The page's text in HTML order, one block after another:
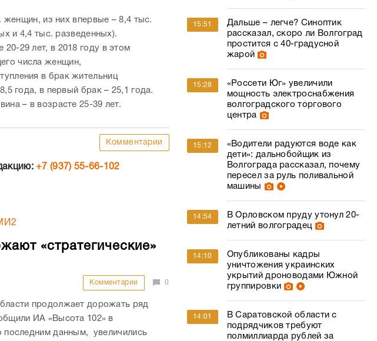
женщин, из них впервые – 8,4 тыс.
и 4,4 тыс. разведенных).
29 лет, в 2018 году в этом
числа женщин,
в брак жительниц
года, в первый брак – 25,1 года.
– в возрасте 25-39 лет.
Комментарии
+7 (937) 55-66-102
«стратегические»
Комментарии 0
продолжает дорожать ряд
ИА «Высота 102» в
последним данным, увеличились
15:51
Дальше – легче? Синоптик
рассказал, скоро ли Волгоград
простится с 40-градусной
жарой
15:28
«Россети Юг» увеличили
мощность электроснабжения
волгоградского торгового
центра
15:12
«Водители радуются воде как
дети»: дальнобойщик из
Волгограда рассказал, почему
пересел за руль поливальной
машины
14:54
В Орловском пруду утонул 20-
летний волгоградец
14:10
Опубликованы кадры
уничтожения украинских
укрытий дроноводами Южной
группировки
14:01
В Саратовской области с
подрядчиков требуют
полмиллиарда рублей за